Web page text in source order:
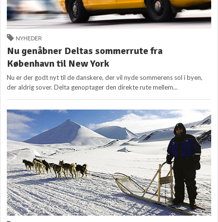
NYHEDER
Nu genåbner Deltas sommerrute fra
København til New York
Nu er der godt nyt til de danskere, der vil nyde sommerens sol i byen,
der aldrig sover. Delta genoptager den direkte rute mellem...